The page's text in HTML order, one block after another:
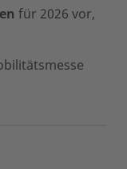
für 2026 vor,